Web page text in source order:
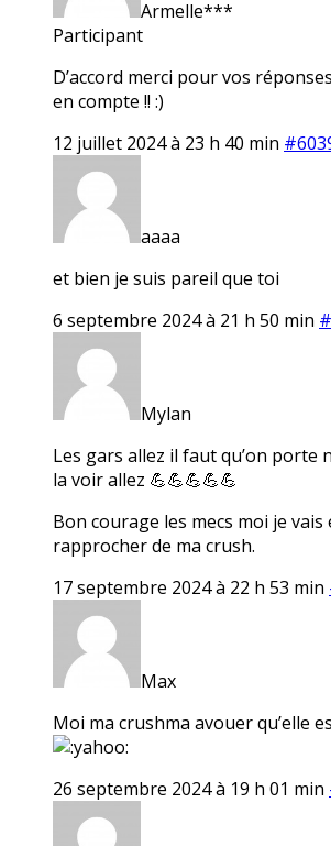
Armelle***
Participant
D’accord merci pour vos
en compte !! :)
12 juillet 2024 à 23 h 40 min
aaaa
et bien je suis pareil que toi
6 septembre 2024 à 21 h 50 min
Mylan
Les gars allez il faut qu’on porte
la voir allez 💪💪💪💪💪
Bon courage les mecs moi je vais
rapprocher de ma crush.
17 septembre 2024 à 22 h 53 min
Max
Moi ma crushma avouer qu’elle
26 septembre 2024 à 19 h 01 min